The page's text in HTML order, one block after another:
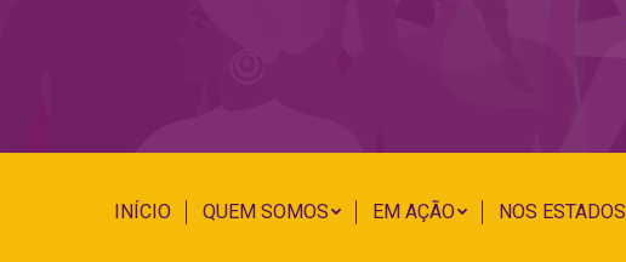
INÍCIO QUEM SOMOS EM AÇÃO NOS ESTADOS